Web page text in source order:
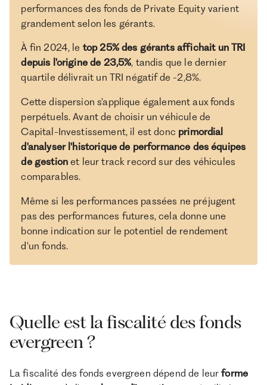
performances des fonds de Private Equity varient
grandement selon les gérants.
À fin 2024, le top 25% des gérants affichait un TRI
depuis l'origine de 23,5%, tandis que le dernier
quartile délivrait un TRI négatif de -2,8%.
Cette dispersion s'applique également aux fonds
perpétuels. Avant de choisir un véhicule de
Capital-Investissement, il est donc primordial
d'analyser l'historique de performance des équipes
de gestionet leur track record sur des véhicules
comparables.
Même si les performances passées ne préjugent
pas des performances futures, cela donne une
bonne indication sur le potentiel de rendement
d'un fonds.
Quelle est la fiscalité des fonds
evergreen ?
La fiscalité des fonds evergreen dépend de leurforme